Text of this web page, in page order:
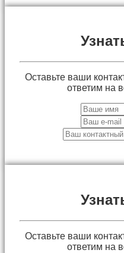
Оставьте ваши
ответим на
Оставьте ваши
ответим на